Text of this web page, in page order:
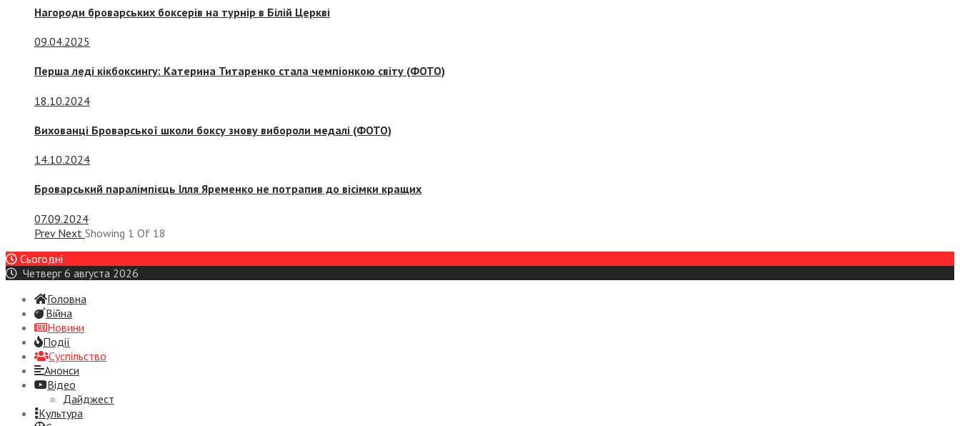
Нагороди броварських боксерів на турнір в Білій Церкві
09.04.2025
Перша леді кікбоксингу: Катерина Титаренко стала чемпіонкою світу (ФОТО)
18.10.2024
Вихованці Броварської школи боксу знову вибороли медалі (ФОТО)
14.10.2024
Броварський паралімпієць Ілля Яременко не потрапив до вісімки кращих
07.09.2024
Prev Next Showing 1 Of 18
Сьогодні
Четверг 6 августа 2026
Головна
Війна
Новини
Події
Суспiльство
Анонси
Відео
Дайджест
Культура